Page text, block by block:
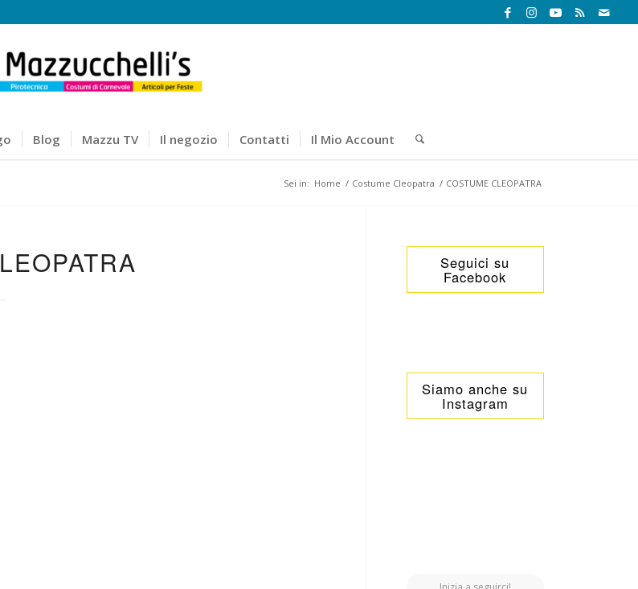
Blog Mazzu TV Il negozio Contatti Il Mio Account
Sei in: Home / Costume Cleopatra / COSTUME CLEOPATRA
Seguici su
Facebook
Siamo anche su
Instagram